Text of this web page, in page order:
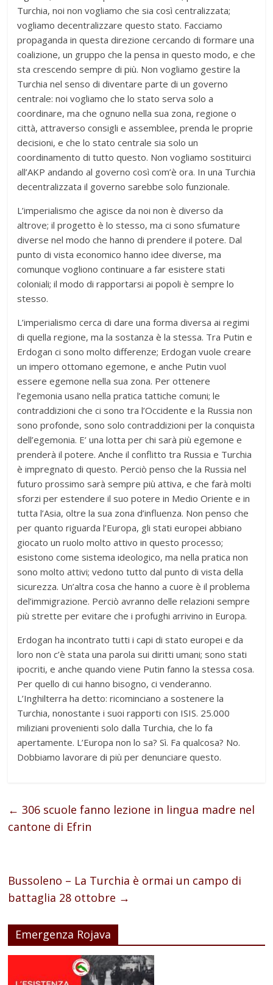
Turchia, noi non vogliamo che sia così centralizzata;
vogliamo decentralizzare questo stato. Facciamo
propaganda in questa direzione cercando di formare una
coalizione, un gruppo che la pensa in questo modo, e che
sta crescendo sempre di più. Non vogliamo gestire la
Turchia nel senso di diventare parte di un governo
centrale: noi vogliamo che lo stato serva solo a
coordinare, ma che ognuno nella sua zona, regione o
città, attraverso consigli e assemblee, prenda le proprie
decisioni, e che lo stato centrale sia solo un
coordinamento di tutto questo. Non vogliamo sostituirci
all’AKP andando al governo così com’è ora. In una Turchia
decentralizzata il governo sarebbe solo funzionale.
L’imperialismo che agisce da noi non è diverso da
altrove; il progetto è lo stesso, ma ci sono sfumature
diverse nel modo che hanno di prendere il potere. Dal
punto di vista economico hanno idee diverse, ma
comunque vogliono continuare a far esistere stati
coloniali; il modo di rapportarsi ai popoli è sempre lo
stesso.
L’imperialismo cerca di dare una forma diversa ai regimi
di quella regione, ma la sostanza è la stessa. Tra Putin e
Erdogan ci sono molto differenze; Erdogan vuole creare
un impero ottomano egemone, e anche Putin vuol
essere egemone nella sua zona. Per ottenere
l’egemonia usano nella pratica tattiche comuni; le
contraddizioni che ci sono tra l’Occidente e la Russia non
sono profonde, sono solo contraddizioni per la conquista
dell’egemonia. E’ una lotta per chi sarà più egemone e
prenderà il potere. Anche il conflitto tra Russia e Turchia
è impregnato di questo. Perciò penso che la Russia nel
futuro prossimo sarà sempre più attiva, e che farà molti
sforzi per estendere il suo potere in Medio Oriente e in
tutta l’Asia, oltre la sua zona d’influenza. Non penso che
per quanto riguarda l’Europa, gli stati europei abbiano
giocato un ruolo molto attivo in questo processo;
esistono come sistema ideologico, ma nella pratica non
sono molto attivi; vedono tutto dal punto di vista della
sicurezza. Un’altra cosa che hanno a cuore è il problema
del’immigrazione. Perciò avranno delle relazioni sempre
più strette per evitare che i profughi arrivino in Europa.
Erdogan ha incontrato tutti i capi di stato europei e da
loro non c’è stata una parola sui diritti umani; sono stati
ipocriti, e anche quando viene Putin fanno la stessa cosa.
Per quello di cui hanno bisogno, ci venderanno.
L’Inghilterra ha detto: ricominciano a sostenere la
Turchia, nonostante i suoi rapporti con ISIS. 25.000
miliziani provenienti solo dalla Turchia, che lo fa
apertamente. L’Europa non lo sa? Sì. Fa qualcosa? No.
Dobbiamo lavorare di più per denunciare questo.
← 306 scuole fanno lezione in lingua madre nel
cantone di Efrin
Bussoleno – La Turchia è ormai un campo di
battaglia 28 ottobre →
Emergenza Rojava